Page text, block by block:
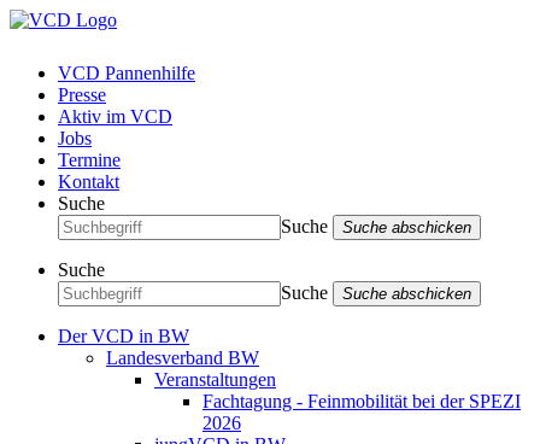
VCD Pannenhilfe
Presse
Aktiv im VCD
Jobs
Termine
Kontakt
Suche
Suche
Suche abschicken
Suche
Suche
Suche abschicken
Der VCD in BW
Landesverband BW
Veranstaltungen
Fachtagung - Feinmobilität bei der SPEZI
2026